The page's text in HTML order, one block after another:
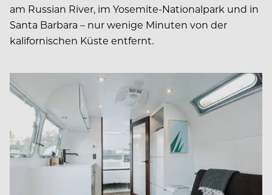
am Russian River, im Yosemite-Nationalpark und in
Santa Barbara – nur wenige Minuten von der
kalifornischen Küste entfernt.